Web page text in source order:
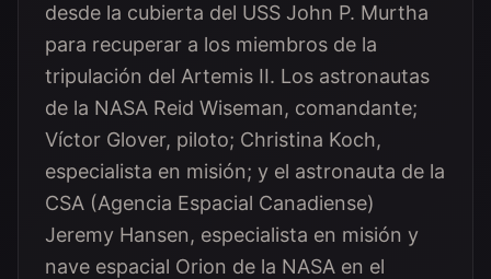
desde la cubierta del USS John P. Murtha
para recuperar a los miembros de la
tripulación del Artemis II. Los astronautas
de la NASA Reid Wiseman, comandante;
Víctor Glover, piloto; Christina Koch,
especialista en misión; y el astronauta de la
CSA (Agencia Espacial Canadiense)
Jeremy Hansen, especialista en misión y
nave espacial Orion de la NASA en el